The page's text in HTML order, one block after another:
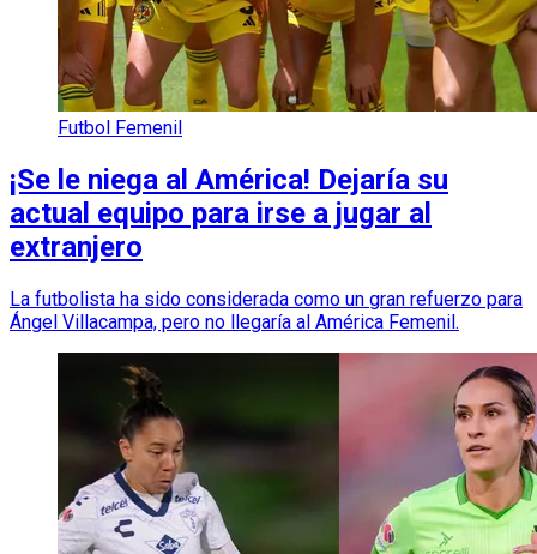
Futbol Femenil
¡Se le niega al América! Dejaría su
actual equipo para irse a jugar al
extranjero
La futbolista ha sido considerada como un gran refuerzo para
Ángel Villacampa, pero no llegaría al América Femenil.